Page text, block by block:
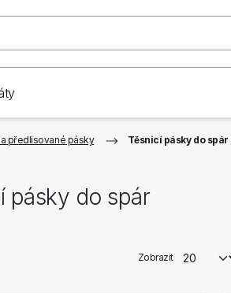
předlisované pásky Těsnicí pásky do spár
pásky do spár
Zobrazit